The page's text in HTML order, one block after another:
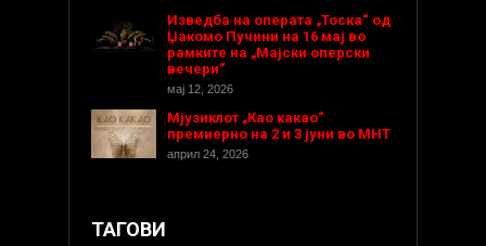
Изведба на операта „Тоска“ од
Џакомо Пучини на 16 мај во
рамките на „Мајски оперски
вечери“
мај 12, 2026
Мјузиклот „Као какао“
премиерно на 2 и 3 јуни во МНТ
април 24, 2026
ТАГОВИ